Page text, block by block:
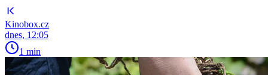
Kinobox.cz
dnes, 12:05
1 min